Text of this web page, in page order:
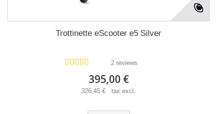
Trottinette eScooter e5 Silver
2 reviews
395,00 €
326,45 € tax excl.